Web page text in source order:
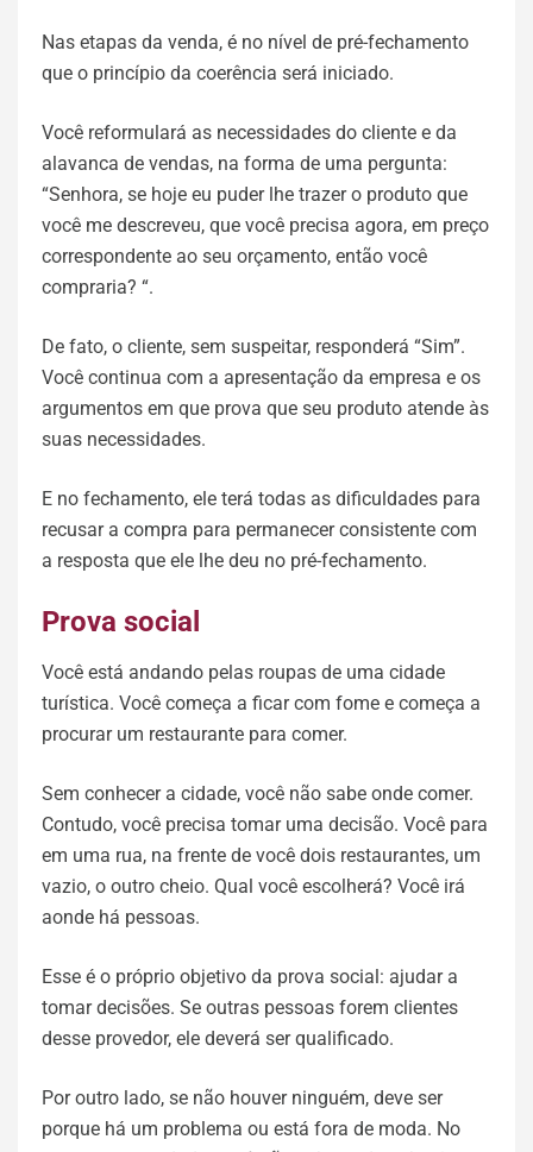
Nas etapas da venda, é no nível de pré-fechamento
que o princípio da coerência será iniciado.
Você reformulará as necessidades do cliente e da
alavanca de vendas, na forma de uma pergunta:
“Senhora, se hoje eu puder lhe trazer o produto que
você me descreveu, que você precisa agora, em preço
correspondente ao seu orçamento, então você
compraria? “.
De fato, o cliente, sem suspeitar, responderá “Sim”.
Você continua com a apresentação da empresa e os
argumentos em que prova que seu produto atende às
suas necessidades.
E no fechamento, ele terá todas as dificuldades para
recusar a compra para permanecer consistente com
a resposta que ele lhe deu no pré-fechamento.
Prova social
Você está andando pelas roupas de uma cidade
turística. Você começa a ficar com fome e começa a
procurar um restaurante para comer.
Sem conhecer a cidade, você não sabe onde comer.
Contudo, você precisa tomar uma decisão. Você para
em uma rua, na frente de você dois restaurantes, um
vazio, o outro cheio. Qual você escolherá? Você irá
aonde há pessoas.
Esse é o próprio objetivo da prova social: ajudar a
tomar decisões. Se outras pessoas forem clientes
desse provedor, ele deverá ser qualificado.
Por outro lado, se não houver ninguém, deve ser
porque há um problema ou está fora de moda. No